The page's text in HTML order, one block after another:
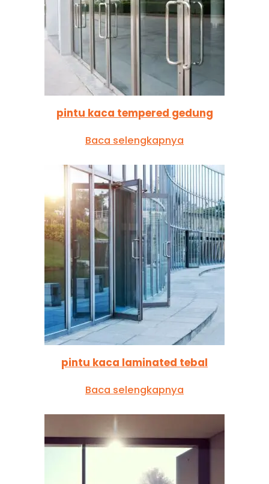
pintu kaca tempered gedung
Baca selengkapnya
pintu kaca laminated tebal
Baca selengkapnya